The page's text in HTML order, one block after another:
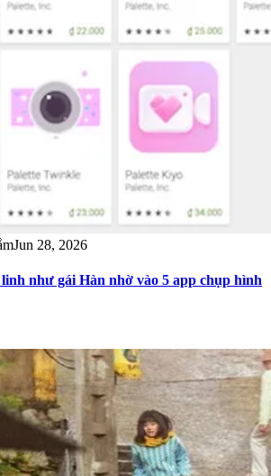
Jun 28, 2026
như gái Hàn nhờ vào 5 app chụp hình